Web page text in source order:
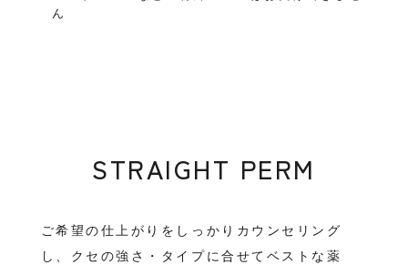
ん
STRAIGHT PERM
ご希望の仕上がりをしっかりカウンセリング
し、クセの強さ・タイプに合せてベストな薬